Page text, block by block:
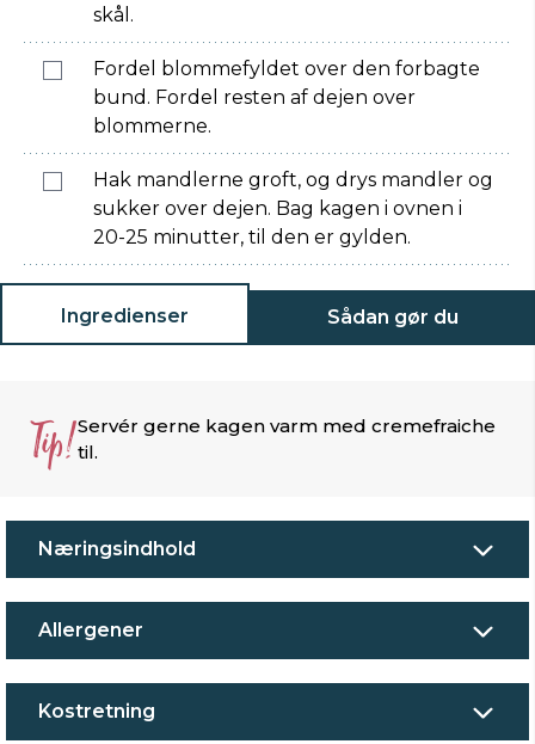
skål.
Fordel blommefyldet over den forbagte
bund. Fordel resten af dejen over
blommerne.
Hak mandlerne groft, og drys mandler og
sukker over dejen. Bag kagen i ovnen i
20-25 minutter, til den er gylden.
Ingredienser Sådan gør du
Tip!Servér gerne kagen varm med cremefraiche
til.
Næringsindhold
Allergener
Kostretning